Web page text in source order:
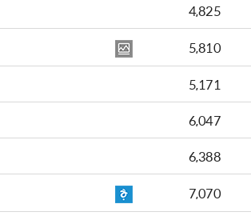
4,825
5,810
5,171
6,047
6,388
7,070